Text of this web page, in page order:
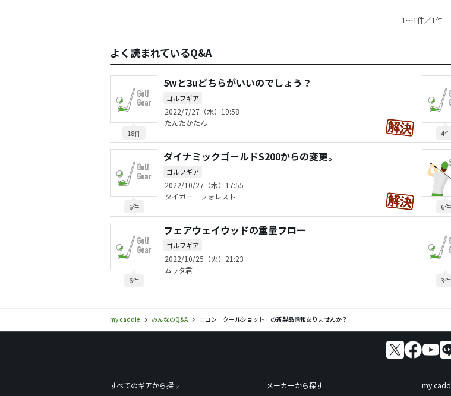
1〜1件／1件
よく読まれているQ&A
18件
5wと3uどちらがいいのでしょう？
ゴルフギア
2022/7/27（水）19:58
たんたかたん
4件
6件
ダイナミックゴールドS200からの変更。
ゴルフギア
2022/10/27（木）17:55
タイガー フォレスト
6件
6件
フェアウェイウッドの重量フロー
ゴルフギア
2022/10/25（火）21:23
ムラタ君
3件
my caddie みんなのQ&A ニコン クールショット の新製品情報ありませんか？
すべてのギアから探す メーカーから探す
my